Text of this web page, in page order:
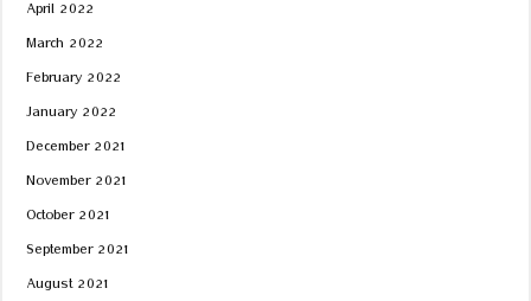
April 2022
March 2022
February 2022
January 2022
December 2021
November 2021
October 2021
September 2021
August 2021